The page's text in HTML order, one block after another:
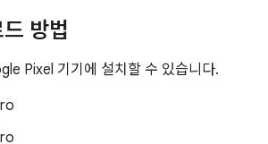
방법
Pixel 기기에 설치할 수 있습니다.